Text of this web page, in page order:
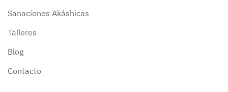
Sanaciones Akáshicas
Talleres
Blog
Contacto